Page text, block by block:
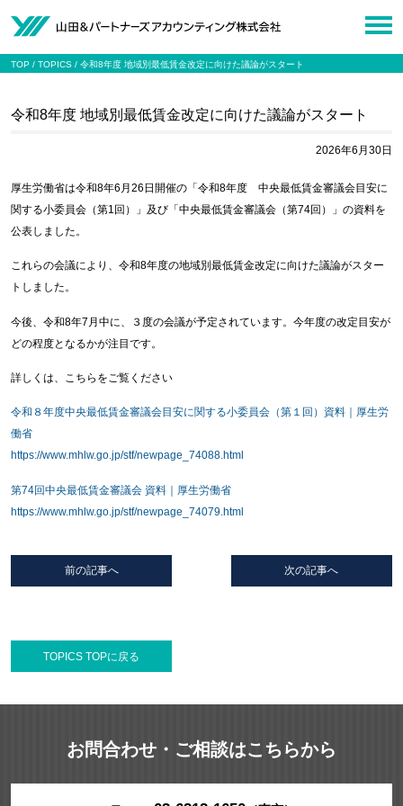
TOP TOPICS 令和8年度 地域別最低賃金改定に向けた議論がスタート
令和8年度 地域別最低賃金改定に向けた議論がスタート
2026年6月30日
厚生労働省は令和8年6月26日開催の「令和8年度 中央最低賃金審議会目安に
関する小委員会（第1回）」及び「中央最低賃金審議会（第74回）」の資料を
公表しました。
これらの会議により、令和8年度の地域別最低賃金改定に向けた議論がスター
トしました。
今後、令和8年7月中に、３度の会議が予定されています。今年度の改定目安が
どの程度となるかが注目です。
詳しくは、こちらをご覧ください
令和８年度中央最低賃金審議会目安に関する小委員会（第１回）資料｜厚生労
働省
https://www.mhlw.go.jp/stf/newpage_74088.html
第74回中央最低賃金審議会 資料｜厚生労働省
https://www.mhlw.go.jp/stf/newpage_74079.html
前の記事へ 次の記事へ
TOPICS TOPに戻る
お問合わせ・ご相談はこちらから